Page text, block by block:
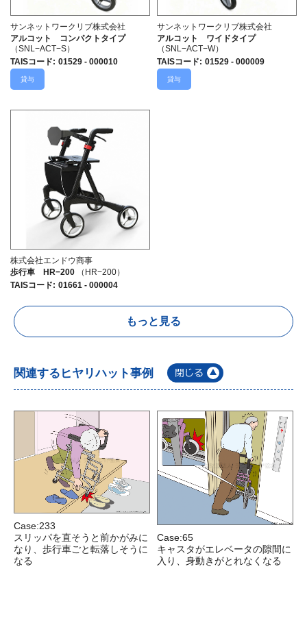
サンネットワークリブ株式会社
アルコット コンパクトタイプ
（SNL−ACT−S）
TAISコード: 01529 - 000010
貸与
サンネットワークリブ株式会社
アルコット ワイドタイプ
（SNL−ACT−W）
TAISコード: 01529 - 000009
貸与
株式会社エンドウ商事
歩行車 HR−200
（HR−200）
TAISコード: 01661 - 000004
もっと見る
関連するヒヤリハット事例
Case:233
スリッパを直そうと前かがみに
なり、歩行車ごと転落しそうに
なる
Case:65
キャスタがエレベータの隙間に
入り、身動きがとれなくなる